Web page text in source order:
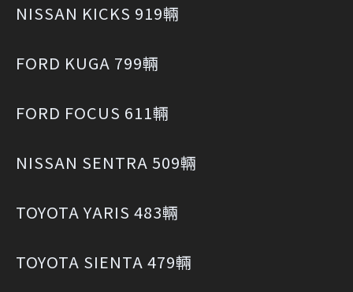
NISSAN KICKS 919輛
FORD KUGA 799輛
FORD FOCUS 611輛
NISSAN SENTRA 509輛
TOYOTA YARIS 483輛
TOYOTA SIENTA 479輛